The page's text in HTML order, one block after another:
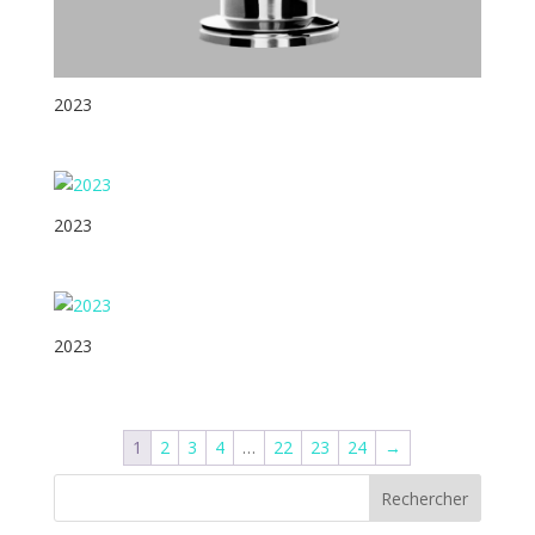
2023
2023
2023
1 2 3 4 … 22 23 24 →
Rechercher